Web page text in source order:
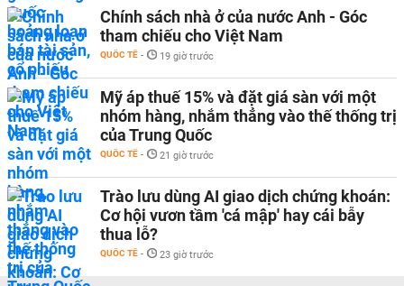
Chính sách nhà ở của nước Anh - Góc
tham chiếu cho Việt Nam
QUỐC TẾ - 19 giờ trước
Mỹ áp thuế 15% và đặt giá sàn với một
nhóm hàng, nhắm thẳng vào thế thống trị
của Trung Quốc
QUỐC TẾ - 21 giờ trước
Trào lưu dùng AI giao dịch chứng khoán:
Cơ hội vươn tầm 'cá mập' hay cái bẫy
thua lỗ?
QUỐC TẾ - 23 giờ trước